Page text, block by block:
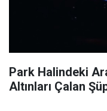
Park Halindeki
Altınları Çalan